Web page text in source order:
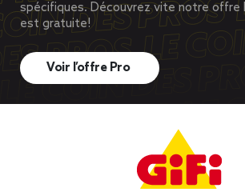
spécifiques. Découvrez vite notre offre
est gratuite!
Voir l’offre Pro